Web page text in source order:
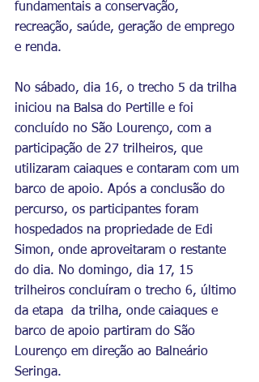
fundamentais a conservação,
recreação, saúde, geração de emprego
e renda.
No sábado, dia 16, o trecho 5 da trilha
iniciou na Balsa do Pertille e foi
concluído no São Lourenço, com a
participação de 27 trilheiros, que
utilizaram caiaques e contaram com um
barco de apoio. Após a conclusão do
percurso, os participantes foram
hospedados na propriedade de Edi
Simon, onde aproveitaram o restante
do dia. No domingo, dia 17, 15
trilheiros concluíram o trecho 6, último
da etapa  da trilha, onde caiaques e
barco de apoio partiram do São
Lourenço em direção ao Balneário
Seringa.